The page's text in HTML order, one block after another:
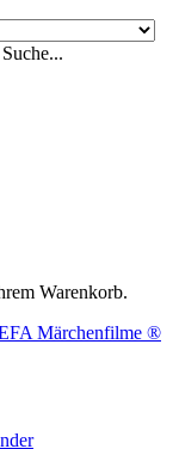
Suche...
Warenkorb.
Märchenfilme ®